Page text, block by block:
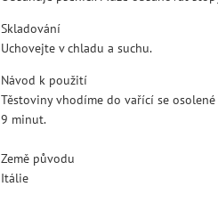
Skladování
Uchovejte v chladu a suchu.
Návod k použití
Těstoviny vhodíme do vařící se
9 minut.
Země původu
Itálie